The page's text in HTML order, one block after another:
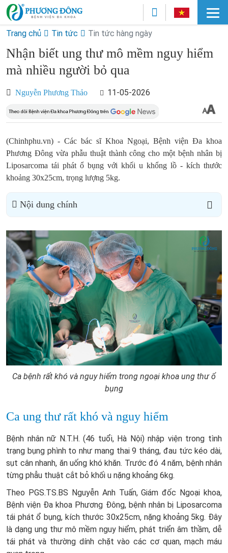
Trang chủ Tin tức Tin tức hàng ngày
Nhận biết ung thư mô mềm nguy hiểm
mà nhiều người bỏ qua
Nguyễn Phương Thảo 11-05-2026
(Chinhphu.vn) - Các bác sĩ Khoa Ngoại, Bệnh viện Đa khoa
Phương Đông vừa phẫu thuật thành công cho một bệnh nhân bị
Liposarcoma tái phát ổ bụng với khối u khổng lồ - kích thước
khoảng 30x25cm, trọng lượng 5kg.
Nội dung chính
Ca bệnh rất khó và nguy hiểm trong ngoại khoa ung thư ổ
bụng
Ca ung thư rất khó và nguy hiểm
Bệnh nhân nữ N.T.H. (46 tuổi, Hà Nội) nhập viện trong tình
trạng bụng phình to như mang thai 9 tháng, đau tức kéo dài,
sụt cân nhanh, ăn uống khó khăn. Trước đó 4 năm, bệnh nhân
từng phẫu thuật cắt bỏ khối u nặng khoảng 6kg.
Theo PGS.TS.BS Nguyễn Anh Tuấn, Giám đốc Ngoại khoa,
Bệnh viện Đa khoa Phương Đông, bệnh nhân bị Liposarcoma
tái phát ổ bụng, kích thước 30x25cm, nặng khoảng 5kg. Đây
là dạng ung thư mô mềm nguy hiểm, phát triển âm thầm, dễ
tái phát và thường dính chặt vào các cơ quan, mạch máu